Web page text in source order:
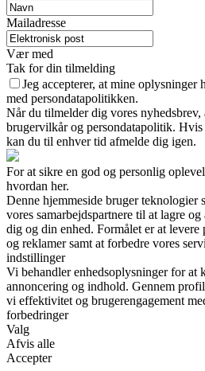
Mailadresse
Vær med
Tak for din tilmelding
Jeg accepterer, at mine oplysninger
med persondatapolitikken.
Når du tilmelder dig vores nyhedsbrev,
brugervilkår og persondatapolitik.
kan du til enhver tid afmelde dig igen.
For at sikre en god og personlig
hvordan her.
Denne hjemmeside bruger teknologier
vores samarbejdspartnere til at lagre
dig og din enhed. Formålet er at levere
og reklamer samt at forbedre vores
indstillinger
Vi behandler enhedsoplysninger for at
annoncering og indhold. Gennem
vi effektivitet og brugerengagement
forbedringer
Valg
Afvis alle
Accepter